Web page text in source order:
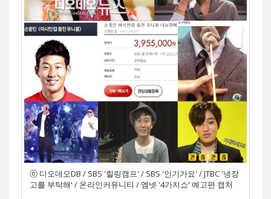
ⓒ 디오데오DB / SBS '힐링캠프' / SBS '인기가요' / JTBC '냉장
고를 부탁해' / 온라인커뮤니티 / 엠넷 '4가지쇼' 예고편 캡처